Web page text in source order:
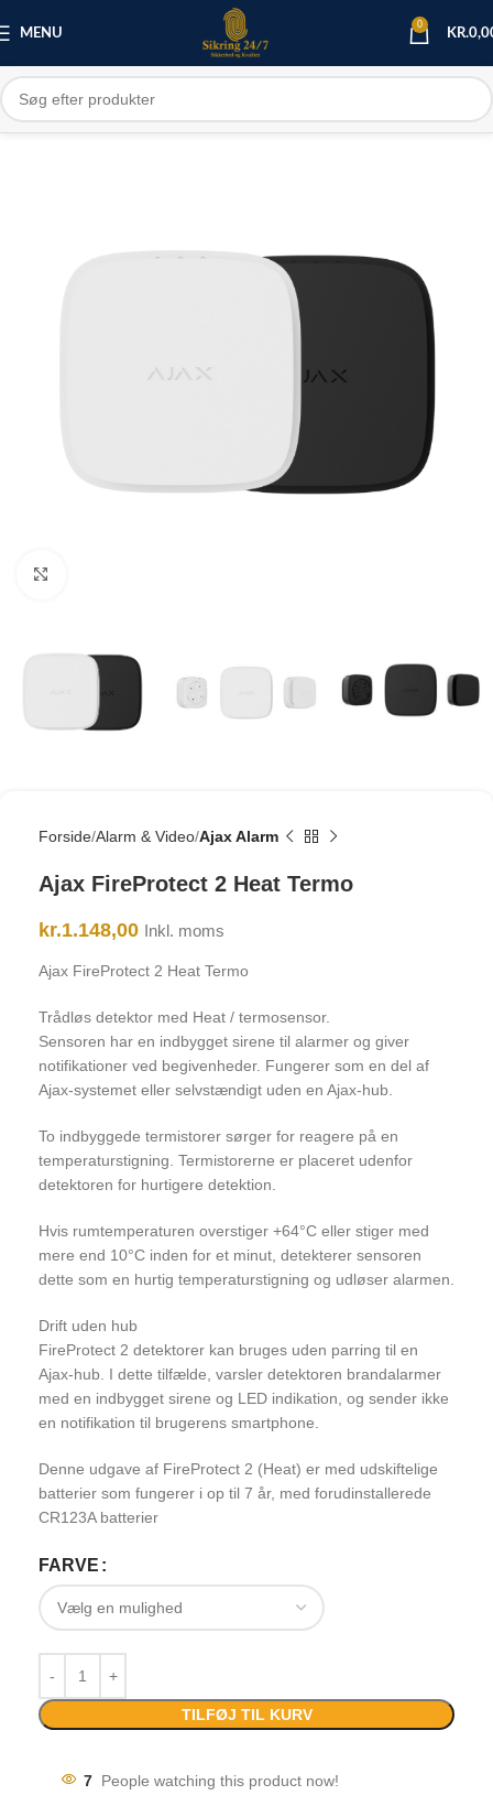
MENU
0
KR.
Forside Alarm & Video Ajax Alarm
Ajax FireProtect 2 Heat Termo
kr.1.148,00 Inkl. moms
Ajax FireProtect 2 Heat Termo
Trådløs detektor med Heat / termosensor.
Sensoren har en indbygget sirene til alarmer og giver
notifikationer ved begivenheder. Fungerer som en del af
Ajax-systemet eller selvstændigt uden en Ajax-hub.
To indbyggede termistorer sørger for reagere på en
temperaturstigning. Termistorerne er placeret udenfor
detektoren for hurtigere detektion.
Hvis rumtemperaturen overstiger +64°C eller stiger med
mere end 10°C inden for et minut, detekterer sensoren
dette som en hurtig temperaturstigning og udløser alarmen.
Drift uden hub
FireProtect 2 detektorer kan bruges uden parring til en
Ajax-hub. I dette tilfælde, varsler detektoren brandalarmer
med en indbygget sirene og LED indikation, og sender ikke
en notifikation til brugerens smartphone.
Denne udgave af FireProtect 2 (Heat) er med udskiftelige
batterier som fungerer i op til 7 år, med forudinstallerede
CR123A batterier
FARVE
TILFØJ TIL KURV
7 People watching this product now!